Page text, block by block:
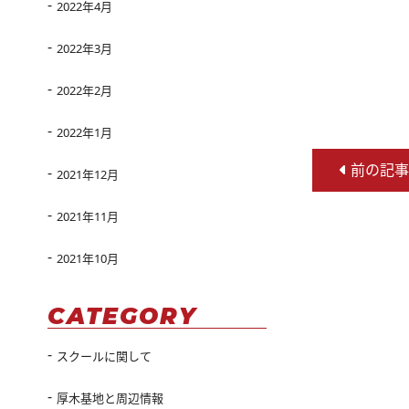
前の記事
2022年4月
2022年3月
2022年2月
2022年1月
2021年12月
2021年11月
2021年10月
CATEGORY
スクールに関して
厚木基地と周辺情報